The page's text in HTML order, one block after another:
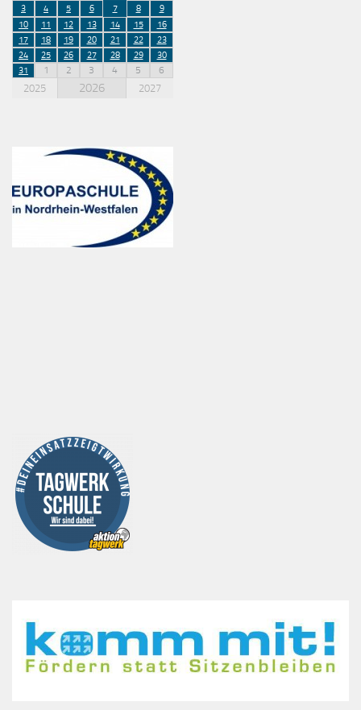
3
4 5 6 7 8
9
10
11 12 13 14 15
16
17
18 19 20 21 22
23
24
25 26 27 28 29
30
31
1 2 3 4 5 6
2025 2026 2027